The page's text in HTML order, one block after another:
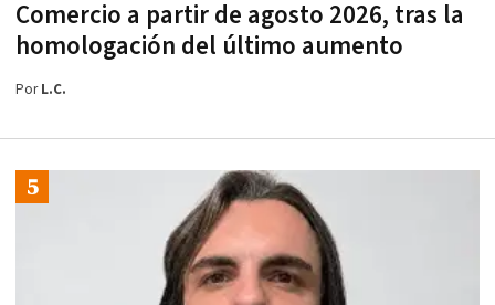
Comercio a partir de agosto 2026, tras la
homologación del último aumento
PorL.C.